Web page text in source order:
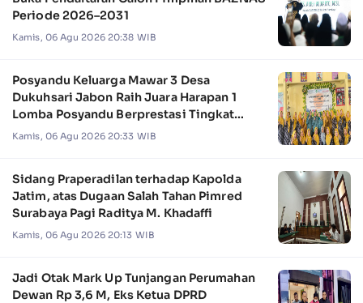
Periode 2026–2031
Kamis, 06 Agu 2026 20:38 WIB
Posyandu Keluarga Mawar 3 Desa
Dukuhsari Jabon Raih Juara Harapan 1
Lomba Posyandu Berprestasi Tingkat
Jawa Timur 2026
Kamis, 06 Agu 2026 20:33 WIB
Sidang Praperadilan terhadap Kapolda
Jatim, atas Dugaan Salah Tahan Pimred
Surabaya Pagi Raditya M. Khadaffi
Kamis, 06 Agu 2026 20:13 WIB
Jadi Otak Mark Up Tunjangan Perumahan
Dewan Rp 3,6 M, Eks Ketua DPRD